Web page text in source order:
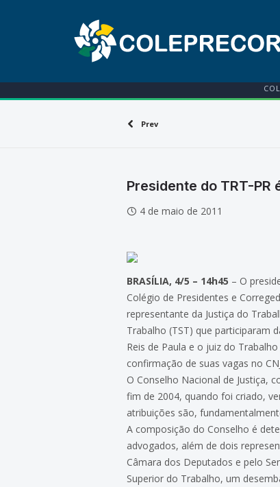
Prev
Presidente do TRT-PR
4 de maio de 2011
BRASÍLIA, 4/5 – 14h45 – O
Colégio de Presidentes e
representante da Justiça do
Trabalho (TST) que participaram
Reis de Paula e o juiz do
confirmação de suas vagas no
O Conselho Nacional de Justiça,
fim de 2004, quando foi criado,
atribuições são,
A composição do Conselho é
advogados, além de dois
Câmara dos Deputados e pelo
Superior do Trabalho, um